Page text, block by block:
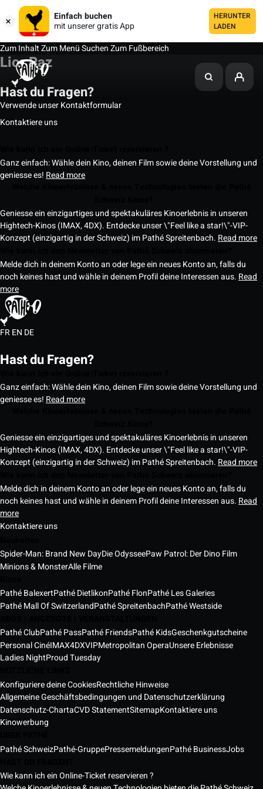
Einfach buchen
mit unserer gratis App
HERUNTER
LADEN
Zum InhaltZum MenüSuchenZum Fußbereich
Lior Raz
Hast du Fragen?
Verwende unser Kontaktformular
Kontaktiere uns
Ganz einfach: Wähle dein Kino, deinen Film sowie deine Vorstellung und
geniesse es! Read more
Geniesse ein einzigartiges und spektakuläres Kinoerlebnis in unseren
Hightech-Kinos (IMAX, 4DX). Entdecke unser \"Feel like a star!\"-VIP-
Konzept (einzigartig in der Schweiz) im Pathé Spreitenbach. Read more
Melde dich in deinem Konto an oder lege ein neues Konto an, falls du
noch keines hast und wähle in deinem Profil deine Interessen aus. Read
more
FREN DE
Hast du Fragen?
Ganz einfach: Wähle dein Kino, deinen Film sowie deine Vorstellung und
geniesse es! Read more
Geniesse ein einzigartiges und spektakuläres Kinoerlebnis in unseren
Hightech-Kinos (IMAX, 4DX). Entdecke unser \"Feel like a star!\"-VIP-
Konzept (einzigartig in der Schweiz) im Pathé Spreitenbach. Read more
Melde dich in deinem Konto an oder lege ein neues Konto an, falls du
noch keines hast und wähle in deinem Profil deine Interessen aus. Read
more
Kontaktiere uns
Spider-Man: Brand New DayDie OdysseePaw Patrol: Der Dino Film
Minions & MonsterAlle Filme
Pathé BalexertPathé DietlikonPathé FlonPathé Les Galeries
Pathé Mall Of SwitzerlandPathé SpreitenbachPathé Westside
Pathé ClubPathé PassPathé FriendsPathé KidsGeschenkgutscheine
Personal CinéIMAX4DXVIPMetropolitan OperaUnsere Erlebnisse
Ladies NightProud Tuesday
Konfiguriere deine CookiesRechtliche Hinweise
Allgemeine Geschäftsbedingungen und Datenschutzerklärung
Datenschutz-ChartaCVD StatementSitemapKontaktiere uns
Kinowerbung
Pathé SchweizPathé-GruppePressemeldungenPathé BusinessJobs
Wie kann ich ein Online-Ticket reservieren ?